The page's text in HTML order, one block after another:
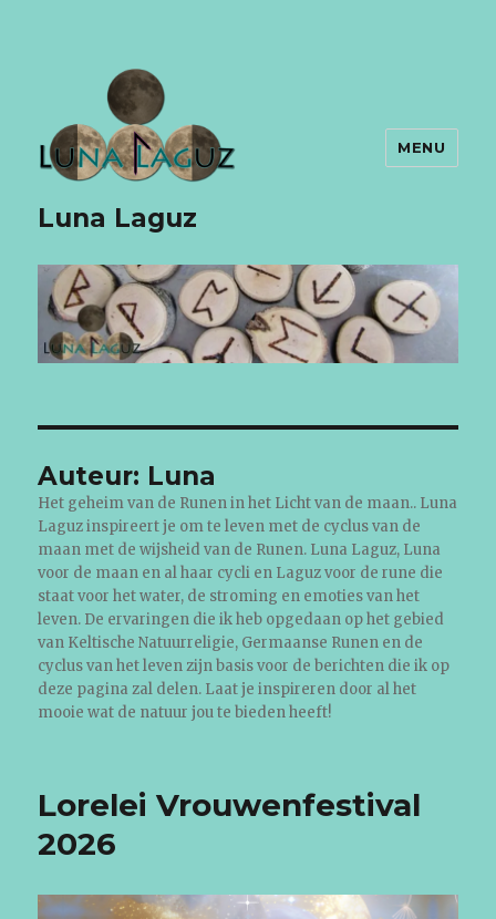
Luna Laguz
MENU
Auteur: Luna
Het geheim van de Runen in het Licht van de maan.. Luna
Laguz inspireert je om te leven met de cyclus van de
maan met de wijsheid van de Runen. Luna Laguz, Luna
voor de maan en al haar cycli en Laguz voor de rune die
staat voor het water, de stroming en emoties van het
leven. De ervaringen die ik heb opgedaan op het gebied
van Keltische Natuurreligie, Germaanse Runen en de
cyclus van het leven zijn basis voor de berichten die ik op
deze pagina zal delen. Laat je inspireren door al het
mooie wat de natuur jou te bieden heeft!
Lorelei Vrouwenfestival
2026